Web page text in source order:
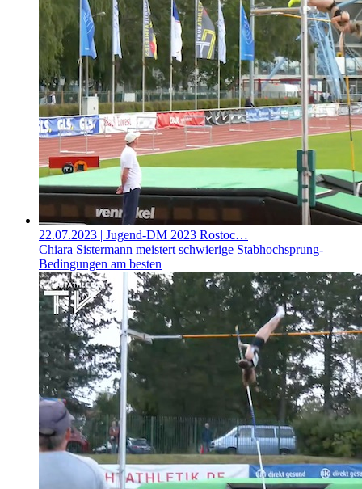
22.07.2023 | Jugend-DM 2023 Rostoc…
Chiara Sistermann meistert schwierige Stabhochsprung-
Bedingungen am besten